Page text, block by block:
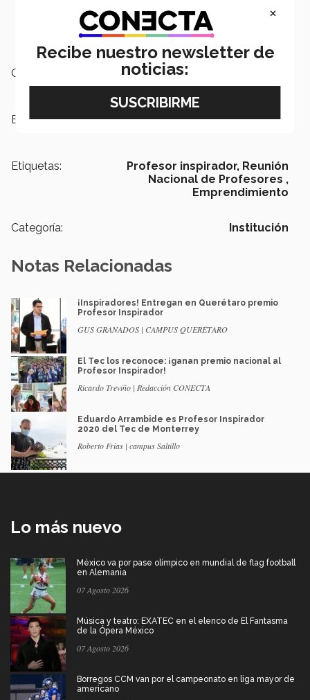
Campus:
Escuelas: Negocios
Etiquetas: Profesor inspirador, Reunión
Nacional de Profesores ,
Emprendimiento
Categoría: Institución
Notas Relacionadas
¡Inspiradores! Entregan en Querétaro premio
Profesor Inspirador
GUS GRANADOS | CAMPUS QUERÉTARO
El Tec los reconoce: ¡ganan premio nacional al
Profesor Inspirador!
Ricardo Treviño | Redacción CONECTA
Eduardo Arrambide es Profesor Inspirador
2020 del Tec de Monterrey
Roberto Frías | campus Saltillo
Lo más nuevo
México va por pase olímpico en mundial de flag football
en Alemania
07 Agosto 2026
Música y teatro: EXATEC en el elenco de El Fantasma
de la Ópera México
07 Agosto 2026
Borregos CCM van por el campeonato en liga mayor de
americano
×
Recibe nuestro newsletter de
noticias: